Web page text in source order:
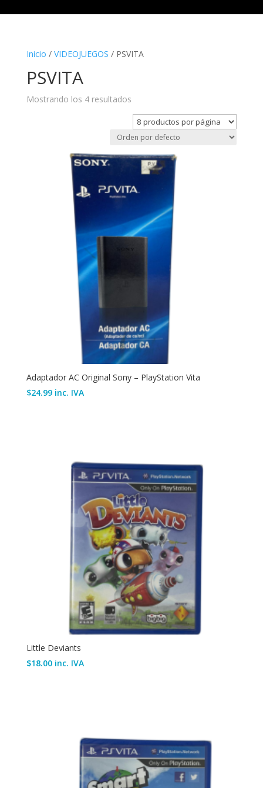
Inicio / VIDEOJUEGOS / PSVITA
PSVITA
Mostrando los 4 resultados
Adaptador AC Original Sony – PlayStation Vita
$24.99 inc. IVA
Little Deviants
$18.00 inc. IVA